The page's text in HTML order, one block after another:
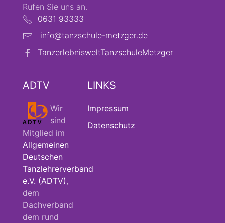
Rufen Sie uns an.
0631 93333
info@tanzschule-metzger.de
TanzerlebnisweltTanzschuleMetzger
ADTV
Wir
sind
Mitglied im
Allgemeinen
Deutschen
Tanzlehrerverband
e.V. (ADTV),
dem
Dachverband
dem rund
LINKS
Impressum
Datenschutz